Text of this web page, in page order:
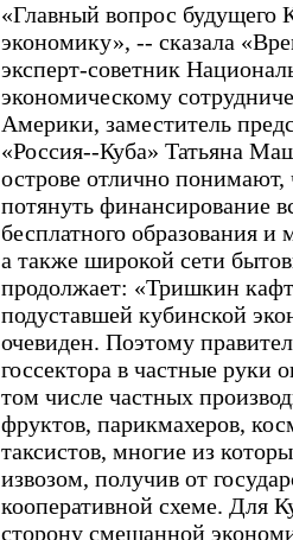
«Главный вопрос будущего
экономику», -- сказала
эксперт-советник
экономическому
Америки, заместитель
«Россия--Куба» Татьяна
острове отлично понимают,
потянуть финансирование
бесплатного образования
а также широкой сети
продолжает: «Тришкин
подуставшей кубинской
очевиден. Поэтому
госсектора в частные руки
том числе частных
фруктов, парикмахеров,
таксистов, многие из
извозом, получив от
кооперативной схеме. Для
сторону смешанной